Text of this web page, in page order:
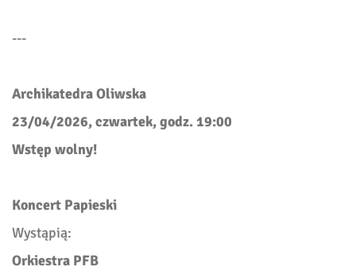
---
Archikatedra Oliwska
23/04/2026, czwartek, godz. 19:00
Wstęp wolny!
Koncert Papieski
Wystąpią:
Orkiestra PFB